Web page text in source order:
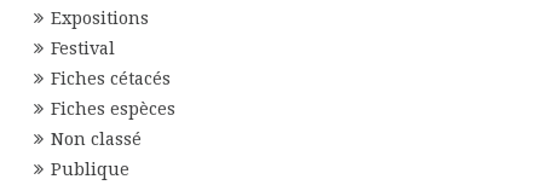
Expositions
Festival
Fiches cétacés
Fiches espèces
Non classé
Publique